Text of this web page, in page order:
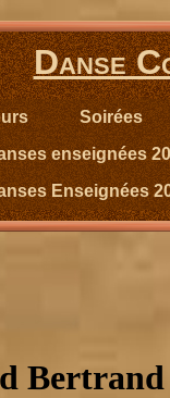
Danse
Soirées
enseignées
Enseignées
Bertrand